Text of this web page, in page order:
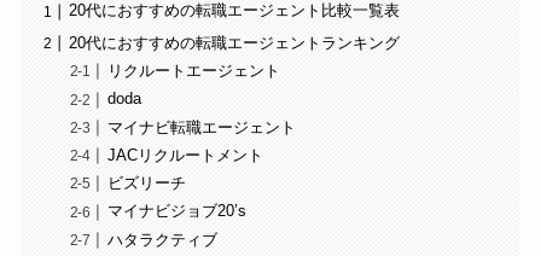
20代におすすめの転職エージェント比較一覧表
20代におすすめの転職エージェントランキング
リクルートエージェント
doda
マイナビ転職エージェント
JACリクルートメント
ビズリーチ
マイナビジョブ20’s
ハタラクティブ